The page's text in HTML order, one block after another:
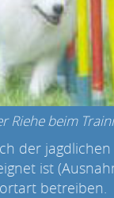
Riehe beim
der
ist
betreiben.